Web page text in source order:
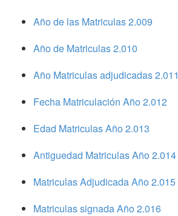
Año de las Matriculas 2.009
Año de Matriculas 2.010
Año Matriculas adjudicadas 2.011
Fecha Matriculación Año 2.012
Edad Matriculas Año 2.013
Antiguedad Matriculas Año 2.014
Matriculas Adjudicada Año 2.015
Matriculas signada Año 2.016